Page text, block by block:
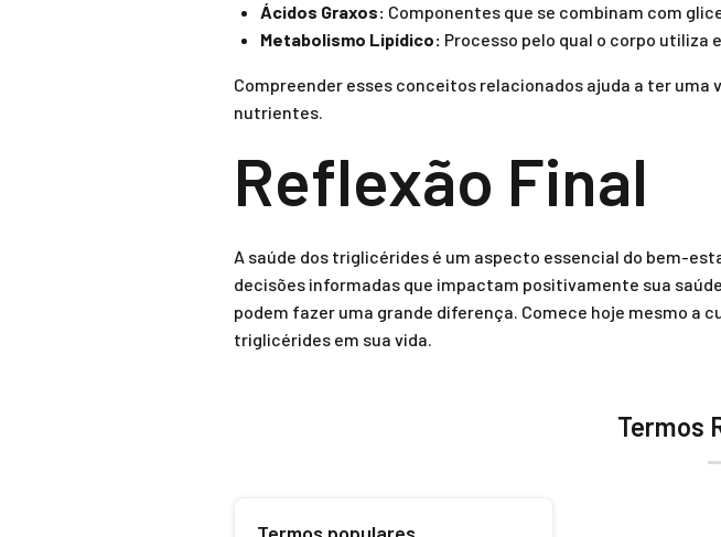
Ácidos Graxos: Componentes que se combinam com
Metabolismo Lipídico: Processo pelo qual o corpo
Compreender esses conceitos relacionados ajuda a ter uma
nutrientes.
Reflexão Final
A saúde dos triglicérides é um aspecto essencial do bem-
decisões informadas que impactam positivamente sua
podem fazer uma grande diferença. Comece hoje mesmo a
triglicérides em sua vida.
Termos